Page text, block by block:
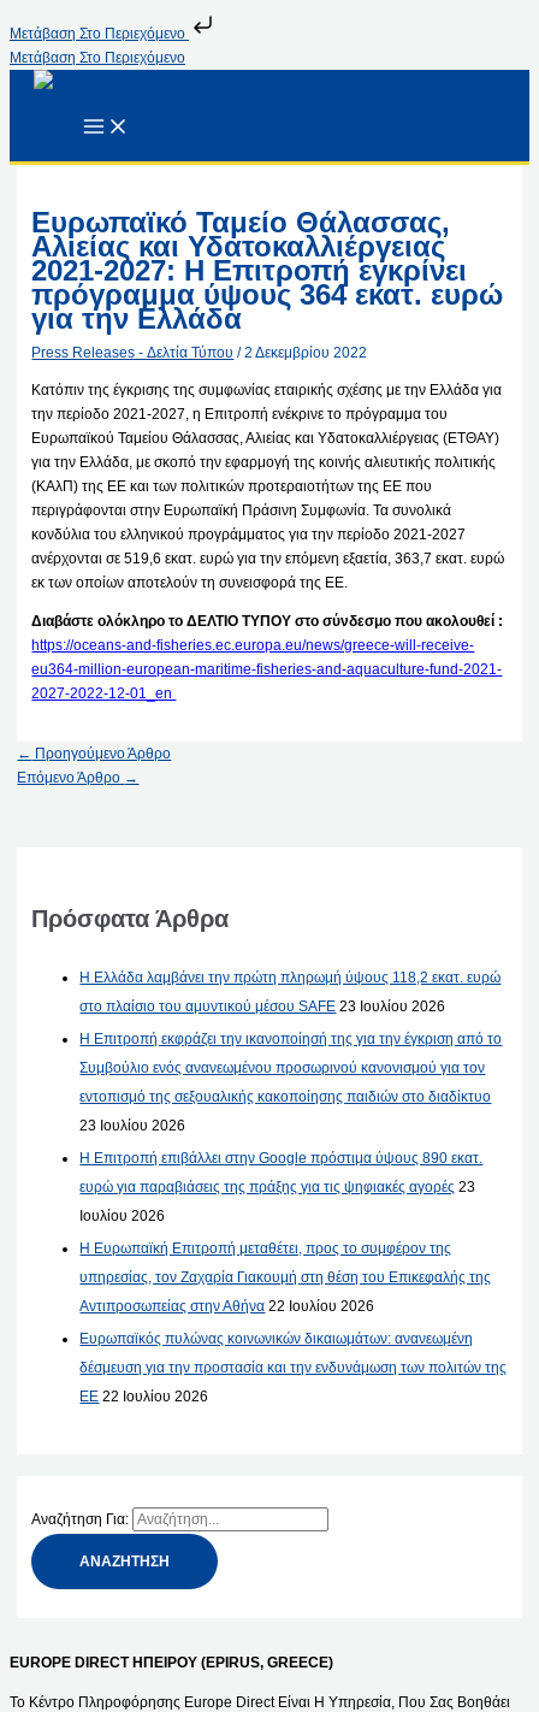
Μετάβαση Στο Περιεχόμενο
Μετάβαση Στο Περιεχόμενο
Ευρωπαϊκό Ταμείο Θάλασσας,
Αλιείας και Υδατοκαλλιέργειας
2021-2027: Η Επιτροπή εγκρίνει
πρόγραμμα ύψους 364 εκατ. ευρώ
για την Ελλάδα
Press Releases - Δελτία Τύπου /2 Δεκεμβρίου 2022
Κατόπιν της έγκρισης της συμφωνίας εταιρικής σχέσης με την Ελλάδα για
την περίοδο 2021-2027, η Επιτροπή ενέκρινε το πρόγραμμα του
Ευρωπαϊκού Ταμείου Θάλασσας, Αλιείας και Υδατοκαλλιέργειας (ΕΤΘΑΥ)
για την Ελλάδα, με σκοπό την εφαρμογή της κοινής αλιευτικής πολιτικής
(ΚΑλΠ) της ΕΕ και των πολιτικών προτεραιοτήτων της ΕΕ που
περιγράφονται στην Ευρωπαϊκή Πράσινη Συμφωνία. Τα συνολικά
κονδύλια του ελληνικού προγράμματος για την περίοδο 2021-2027
ανέρχονται σε 519,6 εκατ. ευρώ για την επόμενη εξαετία, 363,7 εκατ. ευρώ
εκ των οποίων αποτελούν τη συνεισφορά της ΕΕ.
Διαβάστε ολόκληρο το ΔΕΛΤΙΟ ΤΥΠΟΥ στο σύνδεσμο που ακολουθεί :
https://oceans-and-fisheries.ec.europa.eu/news/greece-will-receive-
eu364-million-european-maritime-fisheries-and-aquaculture-fund-2021-
2027-2022-12-01_en
← Προηγούμενο Άρθρο
Επόμενο Άρθρο →
Πρόσφατα Άρθρα
Η Ελλάδα λαμβάνει την πρώτη πληρωμή ύψους 118,2 εκατ. ευρώ
στο πλαίσιο του αμυντικού μέσου SAFE 23 Ιουλίου 2026
Η Επιτροπή εκφράζει την ικανοποίησή της για την έγκριση από το
Συμβούλιο ενός ανανεωμένου προσωρινού κανονισμού για τον
εντοπισμό της σεξουαλικής κακοποίησης παιδιών στο διαδίκτυο
23 Ιουλίου 2026
Η Επιτροπή επιβάλλει στην Google πρόστιμα ύψους 890 εκατ.
ευρώ για παραβιάσεις της πράξης για τις ψηφιακές αγορές 23
Ιουλίου 2026
Η Ευρωπαϊκή Επιτροπή μεταθέτει, προς το συμφέρον της
υπηρεσίας, τον Ζαχαρία Γιακουμή στη θέση του Επικεφαλής της
Αντιπροσωπείας στην Αθήνα 22 Ιουλίου 2026
Ευρωπαϊκός πυλώνας κοινωνικών δικαιωμάτων: ανανεωμένη
δέσμευση για την προστασία και την ενδυνάμωση των πολιτών της
ΕΕ 22 Ιουλίου 2026
Αναζήτηση Για:
EUROPE DIRECT ΗΠΕΙΡΟΥ (EPIRUS, GREECE)
Το Κέντρο Πληροφόρησης Europe Direct Είναι Η Υπηρεσία, Που Σας Βοηθάει